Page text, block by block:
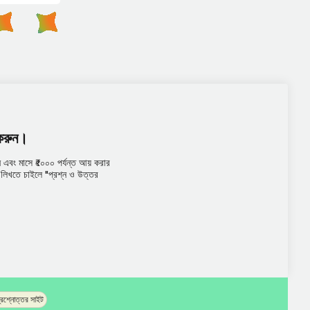
মাসে ₹৫০০০ পর্যন্ত আয় করার
লিখতে চাইলে "প্রশ্ন ও উত্তর
সাইট